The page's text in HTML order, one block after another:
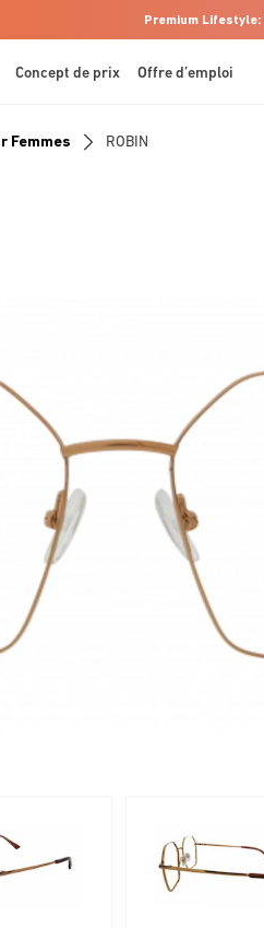
Premium Lifestyle:
Concept de prix Offre d’emploi
Femmes ROBIN